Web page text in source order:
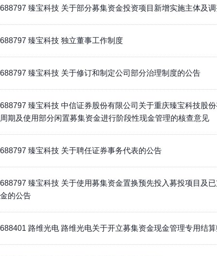
688797 臻宝科技 关于部分募集资金投资项目新增实施主体及
688797 臻宝科技 独立董事工作制度
688797 臻宝科技 关于修订和制定公司部分治理制度的公告
688797 臻宝科技 中信证券股份有限公司关于重庆臻宝科技股
周期及使用部分闲置募集资金进行阶段性现金管理的核查意见
688797 臻宝科技 关于聘任证券事务代表的公告
688797 臻宝科技 关于使用募集资金置换预先投入募投项目及
金的公告
688401 路维光电 路维光电关于开立募集资金现金管理专用结